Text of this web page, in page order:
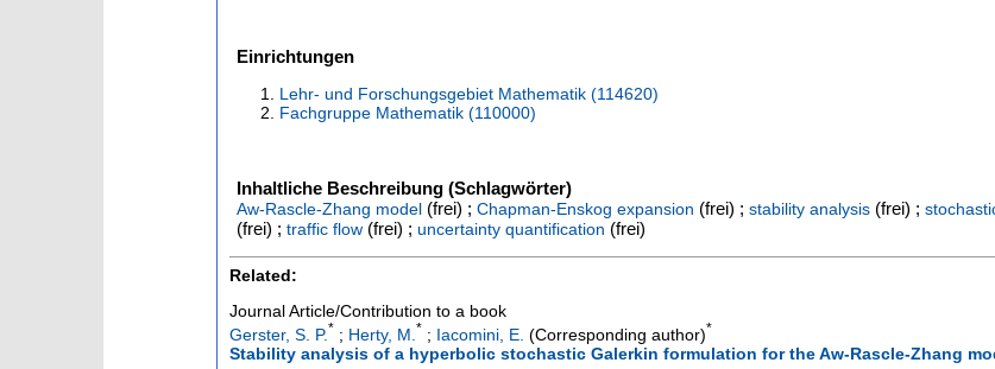
Einrichtungen
Lehr- und Forschungsgebiet Mathematik (114620)
Fachgruppe Mathematik (110000)
Inhaltliche Beschreibung (Schlagwörter)
Aw-Rascle-Zhang model (frei) ; Chapman-Enskog expansion (frei) ; stability analysis (frei) ;
(frei) ; traffic flow (frei) ; uncertainty quantification (frei)
Related:
Journal Article/Contribution to a book
Gerster, S. P.* ; Herty, M. * ; Iacomini, E. (Corresponding author)*
Stability analysis of a hyperbolic stochastic Galerkin formulation for the Aw-Rascle-Zhang